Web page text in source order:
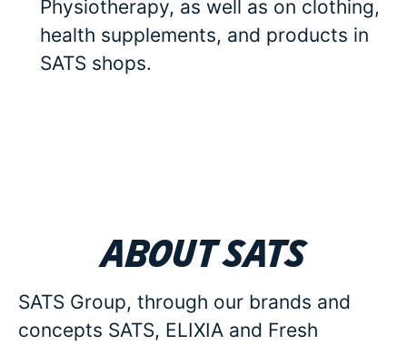
Physiotherapy, as well as on clothing,
health supplements, and products in
SATS shops.
About SATS
SATS Group, through our brands and
concepts SATS, ELIXIA and Fresh